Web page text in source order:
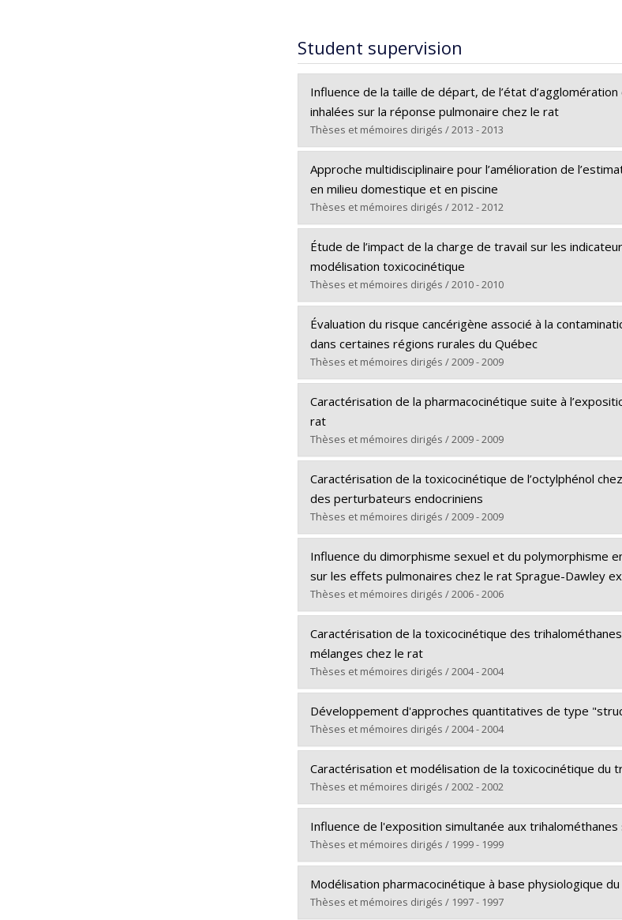
Student supervision
Influence de la taille de départ, de l’état
inhalées sur la réponse pulmonaire chez le rat
Thèses et mémoires dirigés / 2013 - 2013
Graduate :Noël, Alexandra
Cycle :Doctoral
Grade :Ph. D.
Lien vers le document dans Papyrus
Approche multidisciplinaire pour l’amélioration de
en milieu domestique et en piscine
Thèses et mémoires dirigés / 2012 - 2012
Graduate :Catto, Cyril
Cycle :Doctoral
Grade :Ph. D.
Lien vers le document dans Papyrus
Étude de l’impact de la charge de travail sur les
modélisation toxicocinétique
Thèses et mémoires dirigés / 2010 - 2010
Graduate :Bérubé, Anick
Cycle :Master's
Grade :M. Sc.
Lien vers le document dans Papyrus
Évaluation du risque cancérigène associé à la
dans certaines régions rurales du Québec
Thèses et mémoires dirigés / 2009 - 2009
Graduate :Chébékoué, Sandrine Fleur
Cycle :
Grade :M. Sc.
Lien vers le document dans Papyrus
Caractérisation de la pharmacocinétique suite à
rat
Thèses et mémoires dirigés / 2009 - 2009
Graduate :Gagné, Michelle
Cycle :Master's
Grade :M. Sc.
Lien vers le document dans Papyrus
Caractérisation de la toxicocinétique de l’octylphénol
des perturbateurs endocriniens
Thèses et mémoires dirigés / 2009 - 2009
Graduate :Hamelin, Geneviève
Cycle : Doctoral
Grade :Ph. D.
Lien vers le document dans Papyrus
Influence du dimorphisme sexuel et du polymorphisme
sur les effets pulmonaires chez le rat Sprague-Dawley
Thèses et mémoires dirigés / 2006 - 2006
Graduate :Scarino, Andrea
Cycle :Master's
Grade :M. Sc.
Lien vers le document dans Papyrus
Caractérisation de la toxicocinétique des
mélanges chez le rat
Thèses et mémoires dirigés / 2004 - 2004
Graduate :St-Pierre, Annie
Cycle : Doctoral
Grade :Ph. D.
Lien vers le document dans Papyrus
Développement d'approches quantitatives de type
Thèses et mémoires dirigés / 2004 - 2004
Graduate :Béliveau, Martin
Cycle : Doctoral
Grade :Ph. D.
Lien vers le document dans Papyrus
Caractérisation et modélisation de la toxicocinétique du
Thèses et mémoires dirigés / 2002 - 2002
Graduate :Nadeau, Véronique
Cycle : Master's
Grade :M. Sc.
Lien vers le document dans Papyrus
Influence de l'exposition simultanée aux
Thèses et mémoires dirigés / 1999 - 1999
Graduate :Silva, Maria Luciene da
Cycle : Master's
Modélisation pharmacocinétique à base physiologique
Thèses et mémoires dirigés / 1997 - 1997